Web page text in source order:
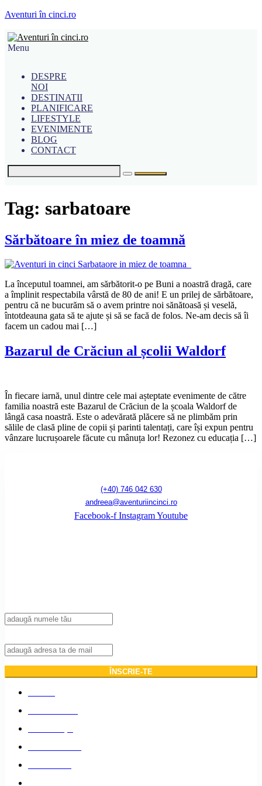
Aventuri în cinci.ro
Menu
DESPRE
NOI
DESTINATII
PLANIFICARE
LIFESTYLE
EVENIMENTE
BLOG
CONTACT
Tag: sarbatoare
Sărbătoare în miez de toamnă
La începutul toamnei, am sărbătorit-o pe Buni a noastră dragă, care
a împlinit respectabila vârstă de 80 de ani! E un prilej de sărbătoare,
pentru că ne bucurăm să o avem printre noi sănătoasă și veselă,
întotdeauna gata să te ajute și să se facă de folos. Ne-am decis să îi
facem un cadou mai […]
Bazarul de Crăciun al școlii Waldorf
În fiecare iarnă, unul dintre cele mai așteptate evenimente de către
familia noastră este Bazarul de Crăciun de la școala Waldorf de
lângă casa noastră. Este o adevărată plăcere să ne plimbăm prin
sălile de clasă pline de copii și parinti talentați, care își expun pentru
vânzare lucrușoarele făcute cu mânuța lor! Rezonez cu educația […]
(+40) 746 042 630
andreea@aventuriincinci.ro
Facebook-f InstagramYoutube